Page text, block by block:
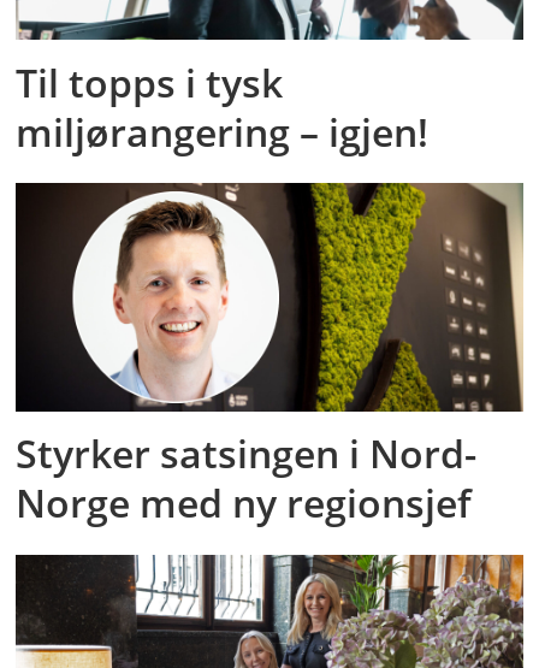
Til topps i tysk
miljørangering – igjen!
Styrker satsingen i Nord-
Norge med ny regionsjef